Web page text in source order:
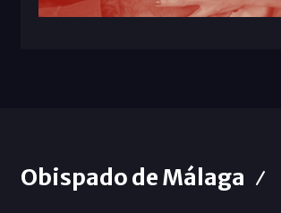
Obispado de Málaga